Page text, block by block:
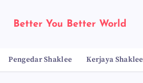
Better You Better World
Pengedar Shaklee Kerjaya Shaklee